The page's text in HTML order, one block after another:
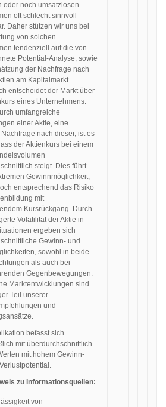
oder noch umsatzlosen
oft schlecht sinnvoll
Daher stützen wir uns bei
von solchen
tendenziell auf die von
Potential-Analyse, sowie
der Nachfrage nach
am Kapitalmarkt.
entscheidet der Markt über
eines Unternehmens.
umfangreiche
einer Aktie, eine
nach dieser, ist es
der Aktienkurs bei einem
steigt. Dies führt
Gewinnmöglichkeit,
entsprechend das Risiko
mit
Kursrückgang. Durch
Volatilität der Aktie in
ergeben sich
Gewinn- und
sowohl in beide
als auch bei
Gegenbewegungen.
Marktentwicklungen sind
Teil unserer
und
befasst sich
mit überdurchschnittlich
mit hohem Gewinn-
zu Informationsquellen:
von